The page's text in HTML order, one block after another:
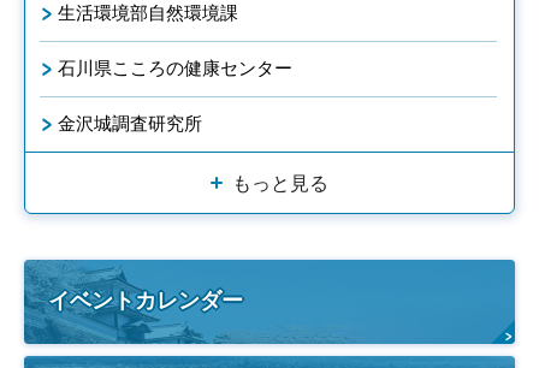
生活環境部自然環境課
石川県こころの健康センター
金沢城調査研究所
もっと見る
イベントカレンダー